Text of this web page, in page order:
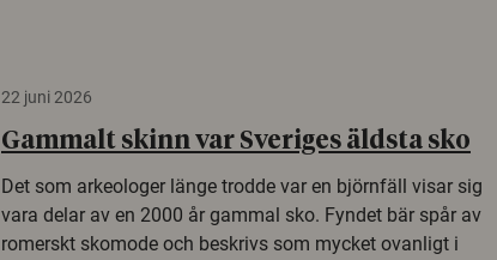
22 juni 2026
Gammalt skinn var Sveriges äldsta sko
Det som arkeologer länge trodde var en björnfäll visar sig
vara delar av en 2000 år gammal sko. Fyndet bär spår av
romerskt skomode och beskrivs som mycket ovanligt i